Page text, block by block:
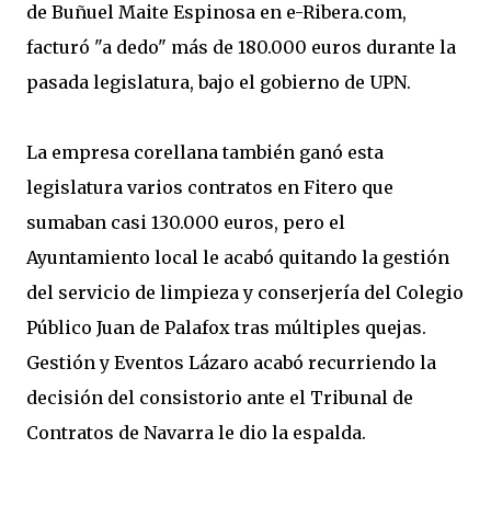
de Buñuel Maite Espinosa en e-Ribera.com,
facturó "a dedo" más de 180.000 euros durante la
pasada legislatura, bajo el gobierno de UPN.
La empresa corellana también ganó esta
legislatura varios contratos en Fitero que
sumaban casi 130.000 euros, pero el
Ayuntamiento local le acabó quitando la gestión
del servicio de limpieza y conserjería del Colegio
Público Juan de Palafox tras múltiples quejas.
Gestión y Eventos Lázaro acabó recurriendo la
decisión del consistorio ante el Tribunal de
Contratos de Navarra le dio la espalda.